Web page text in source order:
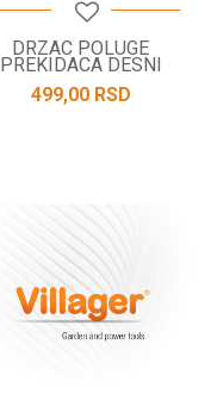
DRZAC POLUGE
PREKIDACA DESNI
499,00 RSD